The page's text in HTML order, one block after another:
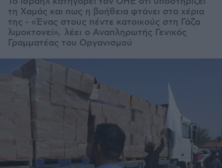
τη Χαμάς και πως η βοήθεια φτάνει στα χέρια
της - «Ένας στους πέντε κατοικούς στη Γάζα
λιμοκτονεί», λέει ο Αναπληρωτής Γενικός
Γραμματέας του Οργανισμού